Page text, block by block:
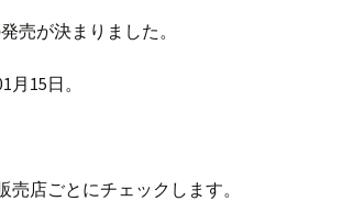
売が決まりました。
月15日。
売店ごとにチェックします。